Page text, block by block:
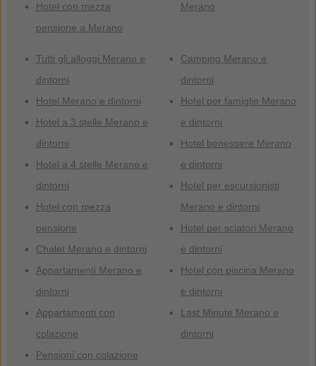
Hotel con mezza
pensione a Merano
Merano
Tutti gli alloggi Merano e
dintorni
Hotel Merano e dintorni
Hotel a 3 stelle Merano e
dintorni
Hotel a 4 stelle Merano e
dintorni
Hotel con mezza
pensione
Chalet Merano e dintorni
Appartamenti Merano e
dintorni
Appartamenti con
colazione
Pensioni con colazione
Camping Merano e
dintorni
Hotel per famiglie Merano
e dintorni
Hotel benessere Merano
e dintorni
Hotel per escursionisti
Merano e dintorni
Hotel per sciatori Merano
e dintorni
Hotel con piscina Merano
e dintorni
Last Minute Merano e
dintorni